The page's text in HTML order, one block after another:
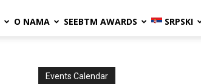
О NAMA SEEBTM AWARDS SRPSKI
Events Calendar